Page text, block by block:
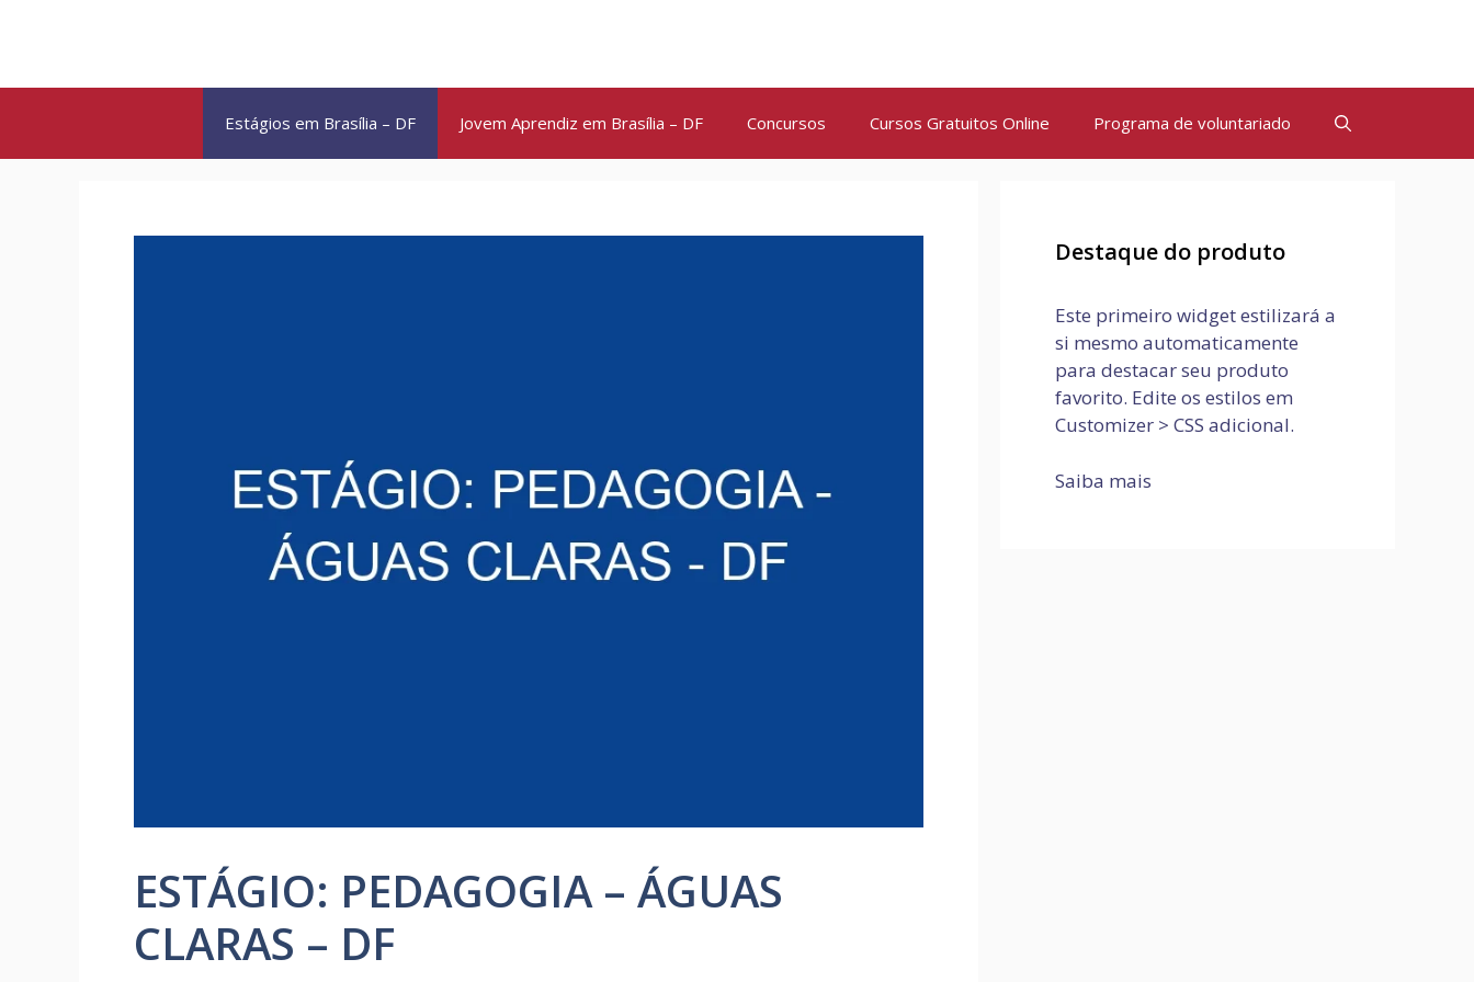
conteúdo
Estágios em Brasília – DF Jovem Aprendiz em Brasília – DF Concursos Cursos Gratuitos Online Programa de voluntariado
ESTÁGIO: PEDAGOGIA – ÁGUAS
CLARAS – DF
Destaque do produto
Este primeiro widget estilizará a
si mesmo automaticamente
para destacar seu produto
favorito. Edite os estilos em
Customizer > CSS adicional.
Saiba mais